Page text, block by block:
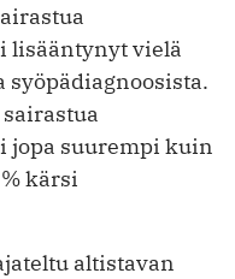
lisääntynyt vielä
jopa suurempi kuin
kärsi
altistavan